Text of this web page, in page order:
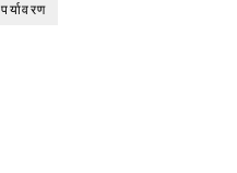
पर्यावरण